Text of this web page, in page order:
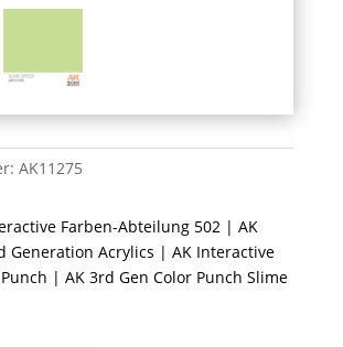
AK11275
Farben-Abteilung 502| AK
Generation Acrylics | AK Interactive
| AK 3rd Gen Color Punch Slime